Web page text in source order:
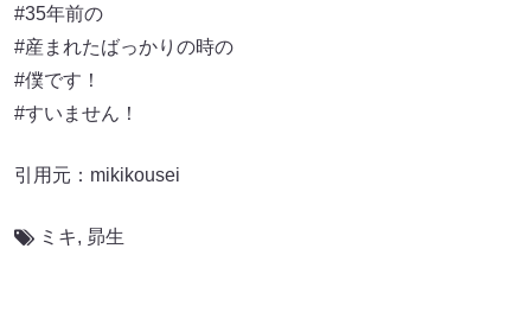
#35年前の
#産まれたばっかりの時の
#僕です！
#すいません！
引用元：mikikousei
ミキ, 昴生